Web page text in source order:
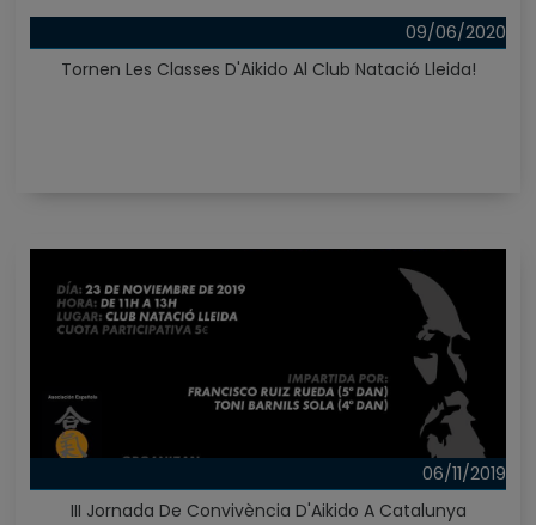
09/06/2020
Tornen Les Classes D'Aikido Al Club Natació Lleida!
06/11/2019
III Jornada De Convivència D'Aikido A Catalunya